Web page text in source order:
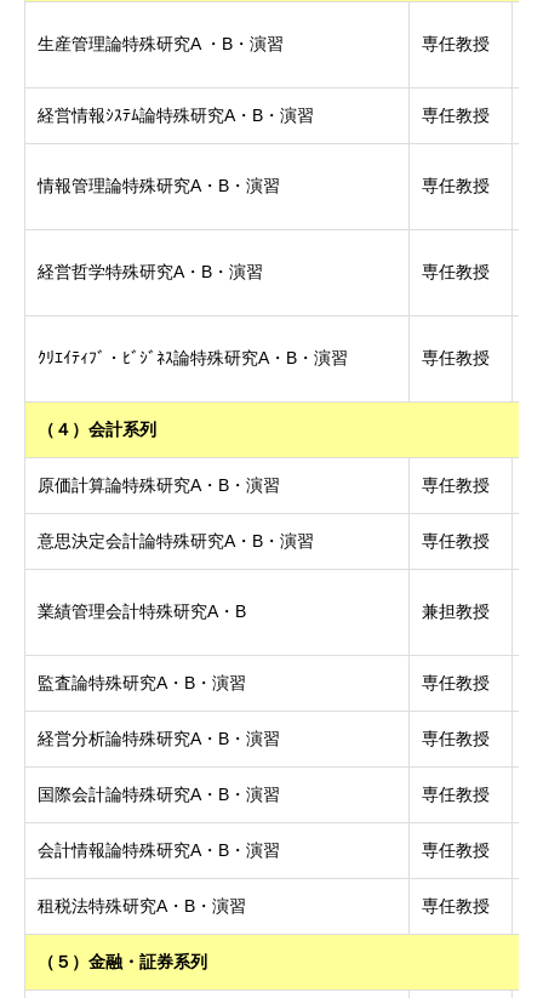
生産管理論特殊研究A ・B・演習 専任教授
経営情報ｼｽﾃﾑ論特殊研究A・B・演習 専任教授
情報管理論特殊研究A・B・演習 専任教授
経営哲学特殊研究A・B・演習 専任教授
ｸﾘｴｲﾃｨﾌﾞ・ﾋﾞｼﾞﾈｽ論特殊研究A・B・演習 専任教授
（４）会計系列
原価計算論特殊研究A・B・演習 専任教授
意思決定会計論特殊研究A・B・演習 専任教授
業績管理会計特殊研究A・B 兼担教授
監査論特殊研究A・B・演習 専任教授
経営分析論特殊研究A・B・演習 専任教授
国際会計論特殊研究A・B・演習 専任教授
会計情報論特殊研究A・B・演習 専任教授
租税法特殊研究A・B・演習 専任教授
（５）金融・証券系列